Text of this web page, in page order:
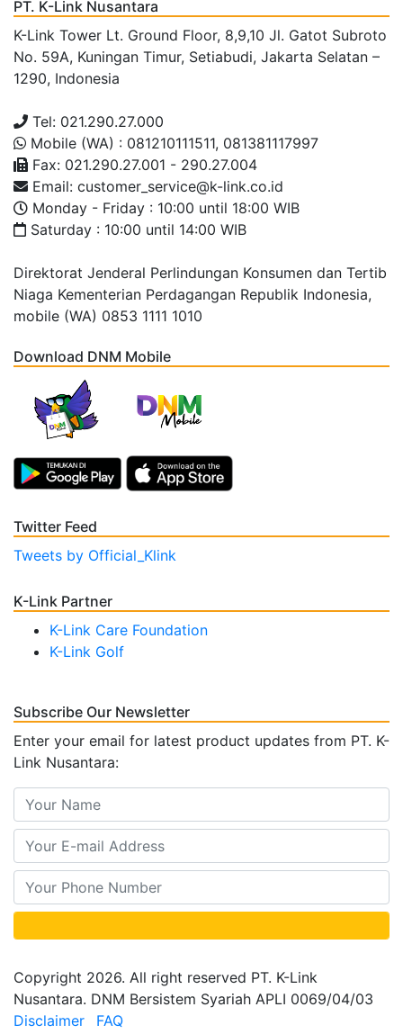
PT. K-Link Nusantara
K-Link Tower Lt. Ground Floor, 8,9,10 Jl. Gatot Subroto
No. 59A, Kuningan Timur, Setiabudi, Jakarta Selatan –
1290, Indonesia
Tel: 021.290.27.000
Mobile (WA) : 081210111511, 081381117997
Fax: 021.290.27.001 - 290.27.004
Email: customer_service@k-link.co.id
Monday - Friday : 10:00 until 18:00 WIB
Saturday : 10:00 until 14:00 WIB
Direktorat Jenderal Perlindungan Konsumen dan Tertib
Niaga Kementerian Perdagangan Republik Indonesia,
mobile (WA) 0853 1111 1010
Download DNM Mobile
Twitter Feed
Tweets by Official_Klink
K-Link Partner
K-Link Care Foundation
K-Link Golf
Subscribe Our Newsletter
Enter your email for latest product updates from PT. K-
Link Nusantara:
Copyright 2026. All right reserved PT. K-Link
Nusantara. DNM Bersistem Syariah APLI 0069/04/03
Disclaimer
FAQ